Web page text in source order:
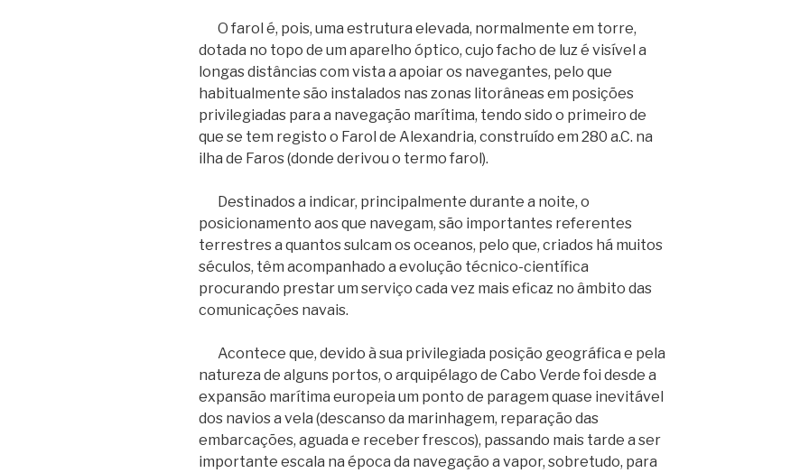
O farol é, pois, uma estrutura elevada, normalmente em torre,
dotada no topo de um aparelho óptico, cujo facho de luz é visível a
longas distâncias com vista a apoiar os navegantes, pelo que
habitualmente são instalados nas zonas litorâneas em posições
privilegiadas para a navegação marítima, tendo sido o primeiro de
que se tem registo o Farol de Alexandria, construído em 280 a.C. na
ilha de Faros (donde derivou o termo farol).
Destinados a indicar, principalmente durante a noite, o
posicionamento aos que navegam, são importantes referentes
terrestres a quantos sulcam os oceanos, pelo que, criados há muitos
séculos, têm acompanhado a evolução técnico-científica
procurando prestar um serviço cada vez mais eficaz no âmbito das
comunicações navais.
Acontece que, devido à sua privilegiada posição geográfica e pela
natureza de alguns portos, o arquipélago de Cabo Verde foi desde a
expansão marítima europeia um ponto de paragem quase inevitável
dos navios a vela (descanso da marinhagem, reparação das
embarcações, aguada e receber frescos), passando mais tarde a ser
importante escala na época da navegação a vapor, sobretudo, para